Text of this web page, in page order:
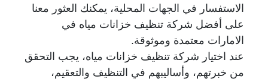
الاستفسار في الجهات المحلية، يمكنك العثور معنا
على أفضل شركة تنظيف خزانات مياه في
الامارات معتمدة وموثوقة.
عند اختيار شركة تنظيف خزانات مياه، يجب التحقق
من خبرتهم، وأساليبهم في التنظيف والتعقيم،